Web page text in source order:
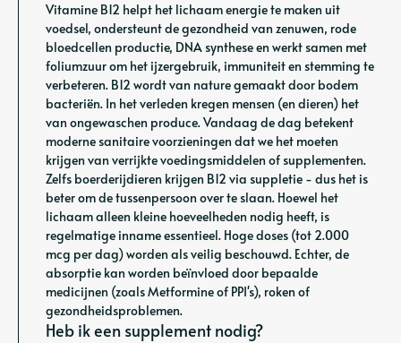
Vitamine B12 helpt het lichaam energie te maken uit
voedsel, ondersteunt de gezondheid van zenuwen, rode
bloedcellen productie, DNA synthese en werkt samen met
foliumzuur om het ijzergebruik, immuniteit en stemming te
verbeteren. B12 wordt van nature gemaakt door bodem
bacteriën. In het verleden kregen mensen (en dieren) het
van ongewaschen produce. Vandaag de dag betekent
moderne sanitaire voorzieningen dat we het moeten
krijgen van verrijkte voedingsmiddelen of supplementen.
Zelfs boerderijdieren krijgen B12 via suppletie - dus het is
beter om de tussenpersoon over te slaan. Hoewel het
lichaam alleen kleine hoeveelheden nodig heeft, is
regelmatige inname essentieel. Hoge doses (tot 2.000
mcg per dag) worden als veilig beschouwd. Echter, de
absorptie kan worden beïnvloed door bepaalde
medicijnen (zoals Metformine of PPI's), roken of
gezondheidsproblemen.
Heb ik een supplement nodig?